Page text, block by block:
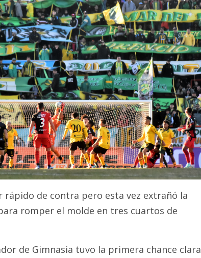
rápido de contra pero esta vez extrañó la
romper el molde en tres cuartos de
de Gimnasia tuvo la primera chance clara